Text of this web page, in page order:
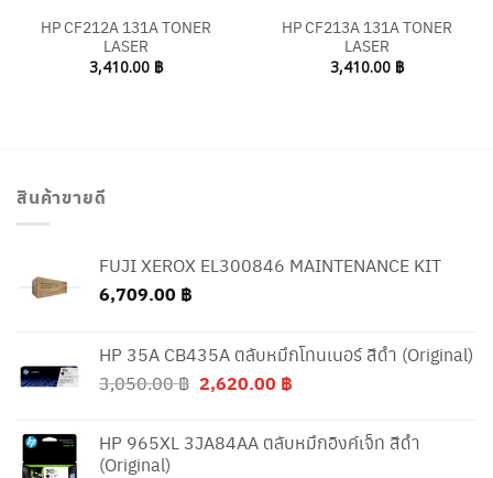
HP CF212A 131A TONER
LASER
3,410.00 ฿
HP CF213A 131A TONER
LASER
3,410.00 ฿
สินค้าขายดี
FUJI XEROX EL300846 MAINTENANCE KIT
6,709.00 ฿
HP 35A CB435A ตลับหมึกโทนเนอร์ สีดำ (Original)
3,050.00฿ Original
3,050.00 ฿.
2,620.00 ฿Current
2,620.00 ฿.
HP 965XL 3JA84AA ตลับหมึกอิงค์เจ็ท สีดำ
(Original)